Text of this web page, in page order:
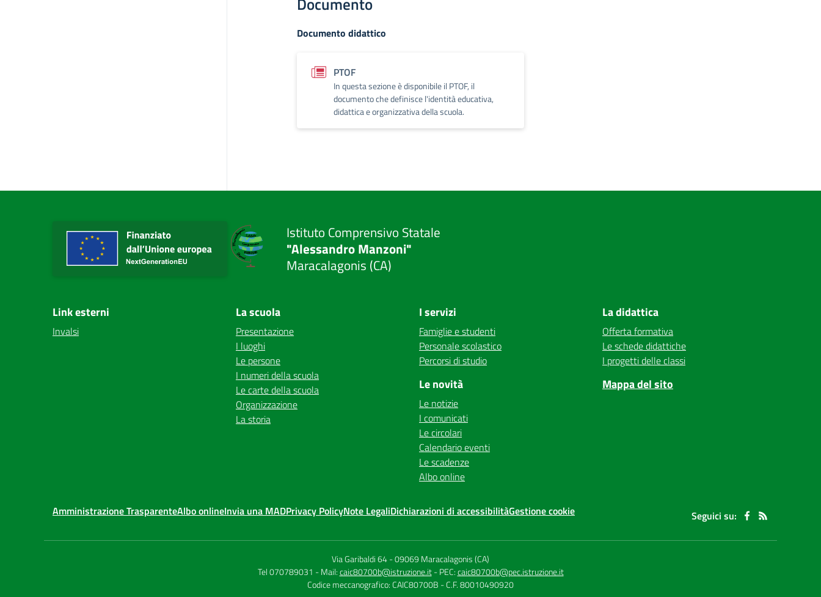
Documento didattico
PTOF
In questa sezione è disponibile il PTOF, il
documento che definisce l'identità educativa,
didattica e organizzativa della scuola.
Istituto Comprensivo Statale
"Alessandro Manzoni"
Maracalagonis (CA)
Link esterni
Invalsi
La scuola
Presentazione
I luoghi
Le persone
I numeri della scuola
Le carte della scuola
Organizzazione
La storia
I servizi
Famiglie e studenti
Personale scolastico
Percorsi di studio
Le novità
Le notizie
I comunicati
Le circolari
Calendario eventi
Le scadenze
Albo online
La didattica
Offerta formativa
Le schede didattiche
I progetti delle classi
Mappa del sito
Amministrazione TrasparenteAlbo onlineInvia una MADPrivacy PolicyNote LegaliDichiarazioni di accessibilitàGestione cookie Seguici su:
Via Garibaldi 64-09069 Maracalagonis (CA)
Tel 070789031 - Mail:caic80700b@istruzione.it - PEC:caic80700b@pec.istruzione.it
Codice meccanografico: CAIC80700B - C.F. 80010490920